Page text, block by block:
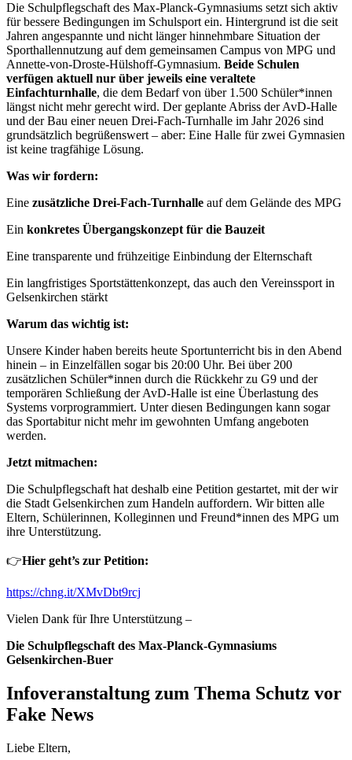
Die Schulpflegschaft des Max-Planck-Gymnasiums setzt sich aktiv
für bessere Bedingungen im Schulsport ein. Hintergrund ist die seit
Jahren angespannte und nicht länger hinnehmbare Situation der
Sporthallennutzung auf dem gemeinsamen Campus von MPG und
Annette-von-Droste-Hülshoff-Gymnasium. Beide Schulen
verfügen aktuell nur über jeweils eine veraltete
Einfachturnhalle, die dem Bedarf von über 1.500 Schüler*innen
längst nicht mehr gerecht wird. Der geplante Abriss der AvD-Halle
und der Bau einer neuen Drei-Fach-Turnhalle im Jahr 2026 sind
grundsätzlich begrüßenswert – aber: Eine Halle für zwei Gymnasien
ist keine tragfähige Lösung.
Was wir fordern:
Eine zusätzliche Drei-Fach-Turnhalle auf dem Gelände des MPG
Ein konkretes Übergangskonzept für die Bauzeit
Eine transparente und frühzeitige Einbindung der Elternschaft
Ein langfristiges Sportstättenkonzept, das auch den Vereinssport in
Gelsenkirchen stärkt
Warum das wichtig ist:
Unsere Kinder haben bereits heute Sportunterricht bis in den Abend
hinein – in Einzelfällen sogar bis 20:00 Uhr. Bei über 200
zusätzlichen Schüler*innen durch die Rückkehr zu G9 und der
temporären Schließung der AvD-Halle ist eine Überlastung des
Systems vorprogrammiert. Unter diesen Bedingungen kann sogar
das Sportabitur nicht mehr im gewohnten Umfang angeboten
werden.
Jetzt mitmachen:
Die Schulpflegschaft hat deshalb eine Petition gestartet, mit der wir
die Stadt Gelsenkirchen zum Handeln auffordern. Wir bitten alle
Eltern, Schülerinnen, Kolleginnen und Freund*innen des MPG um
ihre Unterstützung.
👉Hier geht’s zur Petition:
https://chng.it/XMvDbt9rcj
Vielen Dank für Ihre Unterstützung –
Die Schulpflegschaft des Max-Planck-Gymnasiums
Gelsenkirchen-Buer
Infoveranstaltung zum Thema Schutz vor
Fake News
Liebe Eltern,